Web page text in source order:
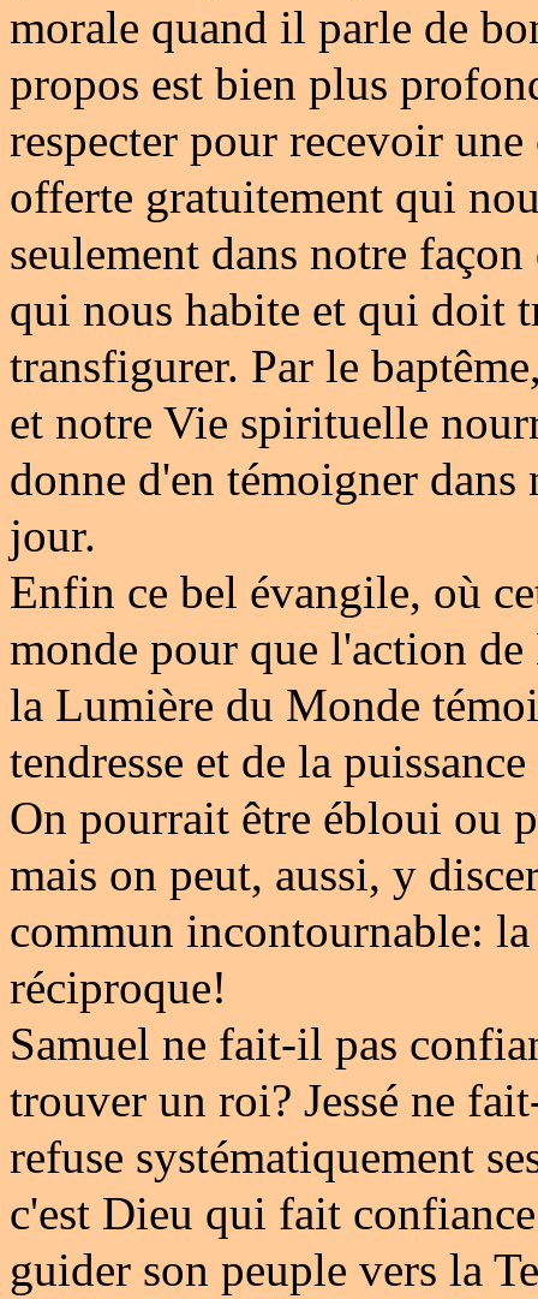
morale quand il parle de
propos est bien plus
respecter pour recevoir
offerte gratuitement qui
seulement dans notre
qui nous habite et qui doit
transfigurer. Par le
et notre Vie spirituelle
donne d'en témoigner
jour.
Enfin ce bel évangile, où
monde pour que l'action
la Lumière du Monde
tendresse et de la
On pourrait être ébloui ou
mais on peut, aussi, y
commun incontournable:
réciproque!
Samuel ne fait-il pas
trouver un roi? Jessé ne
refuse systématiquement
c'est Dieu qui fait
guider son peuple vers la